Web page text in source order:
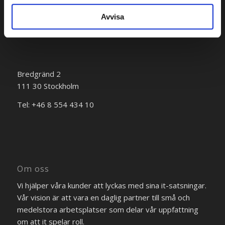
Avvisa
Bredgränd 2
111 30 Stockholm
Tel: +46 8 554 434 10
Om oss
Vi hjälper våra kunder att lyckas med sina it-satsningar.
Vår vision är att vara en daglig partner till små och
medelstora arbetsplatser som delar vår uppfattning
om att it spelar roll.